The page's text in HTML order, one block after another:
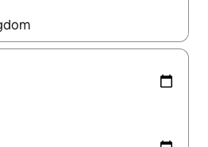
มผัสหรือปัด เพื่อสำรวจผลการค้นหา